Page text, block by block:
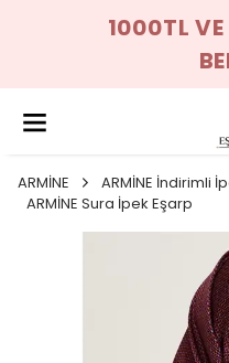
1000TL
ARMİNE
ARMİNE İndirimli
ARMİNE Sura İpek Eşarp